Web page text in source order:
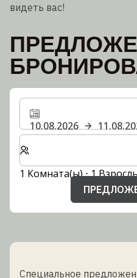
видеть вас!
10.08.2026
Выберите количество
1 Комната(ы) ⋅ 1
Специальное